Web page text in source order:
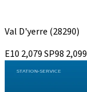
Val D'yerre (28290)
E10 2,079SP98 2,099